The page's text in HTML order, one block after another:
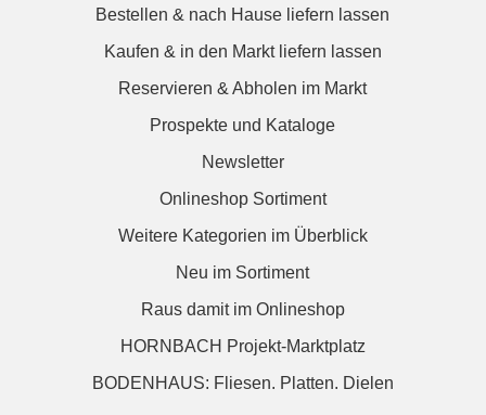
Bestellen & nach Hause liefern lassen
Kaufen & in den Markt liefern lassen
Reservieren & Abholen im Markt
Prospekte und Kataloge
Newsletter
Onlineshop Sortiment
Weitere Kategorien im Überblick
Neu im Sortiment
Raus damit im Onlineshop
HORNBACH Projekt-Marktplatz
BODENHAUS: Fliesen. Platten. Dielen